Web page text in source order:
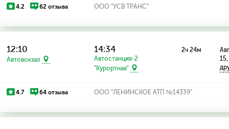
4.2 62 отзыва ООО "УСВ ТРАНС"
12:10
Автовокзал
14:34
Автостанция-2
"Курортная"
2ч 24м
4.7 64 отзыва ООО "ЛЕНИНСКОЕ АТП №14339"